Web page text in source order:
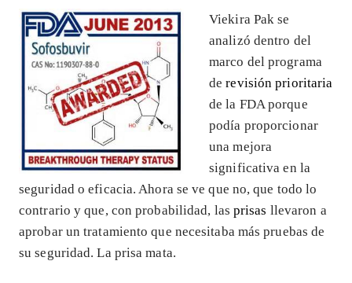
Viekira Pak se
analizó dentro del
marco del programa
derevisión prioritaria
de la FDA porque
podía proporcionar
una mejora
significativa en la
seguridad o eficacia. Ahora se ve que no, que todo lo
contrario y que, con probabilidad, las prisas llevaron a
aprobar un tratamiento que necesitaba más pruebas de
su seguridad. La prisa mata.